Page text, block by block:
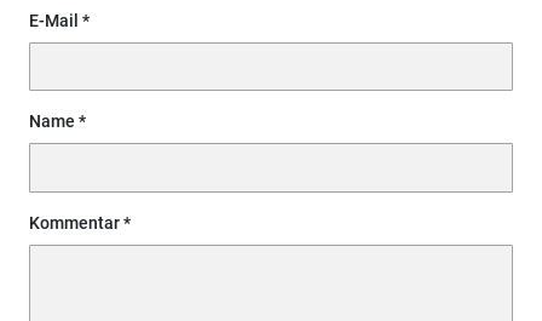
E-Mail
Name
Kommentar